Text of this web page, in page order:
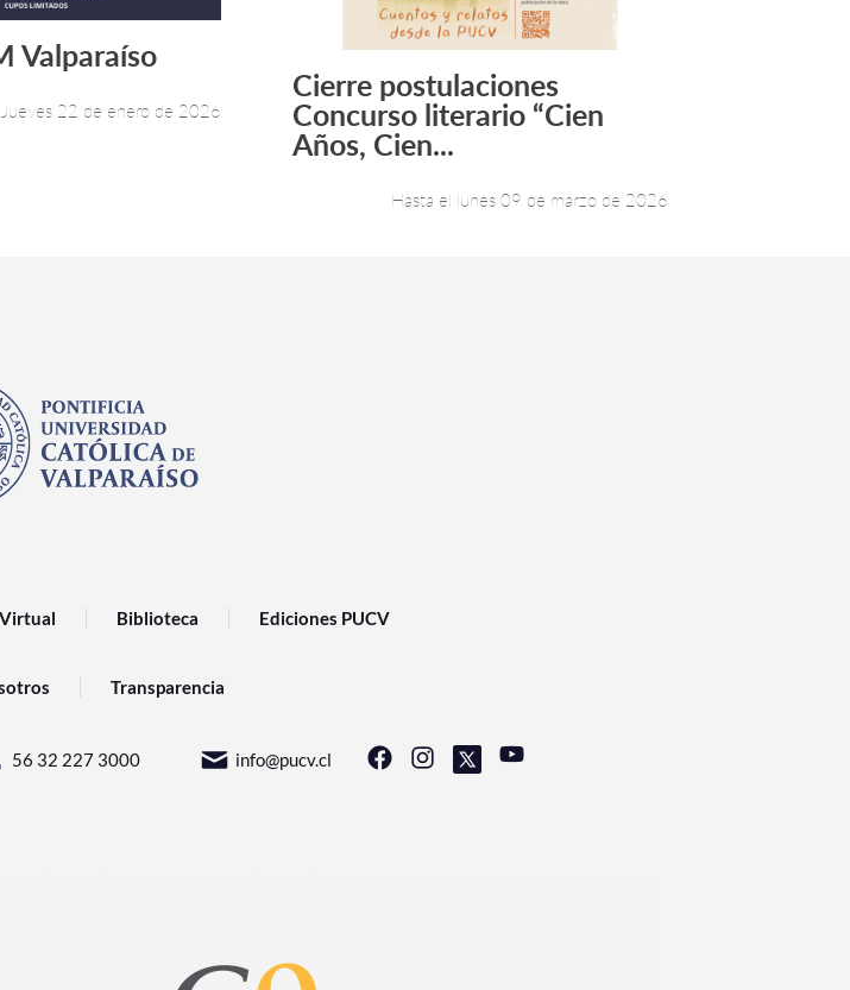
Leer más +
Valparaíso
Jueves 22 de enero de 2026 Leer más +
Cierre postulaciones
Concurso literario “Cien
Años, Cien...
Hasta el lunes 09 de marzo de 2026
Biblioteca Ediciones PUCV
Transparencia
56 32 227 3000 info@pucv.cl